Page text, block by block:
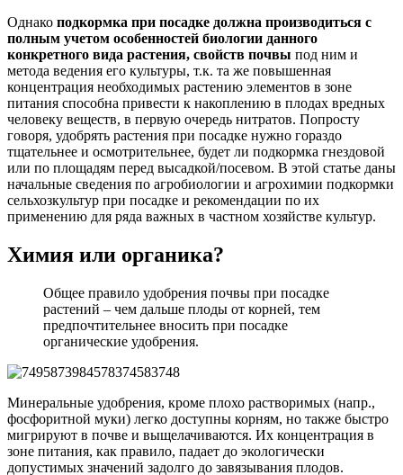
Однако подкормка при посадке должна производиться с
полным учетом особенностей биологии данного
конкретного вида растения, свойств почвы под ним и
метода ведения его культуры, т.к. та же повышенная
концентрация необходимых растению элементов в зоне
питания способна привести к накоплению в плодах вредных
человеку веществ, в первую очередь нитратов. Попросту
говоря, удобрять растения при посадке нужно гораздо
тщательнее и осмотрительнее, будет ли подкормка гнездовой
или по площадям перед высадкой/посевом. В этой статье даны
начальные сведения по агробиологии и агрохимии подкормки
сельхозкультур при посадке и рекомендации по их
применению для ряда важных в частном хозяйстве культур.
Химия или органика?
Общее правило удобрения почвы при посадке
растений – чем дальше плоды от корней, тем
предпочтительнее вносить при посадке
органические удобрения.
Минеральные удобрения, кроме плохо растворимых (напр.,
фосфоритной муки) легко доступны корням, но также быстро
мигрируют в почве и выщелачиваются. Их концентрация в
зоне питания, как правило, падает до экологически
допустимых значений задолго до завязывания плодов.